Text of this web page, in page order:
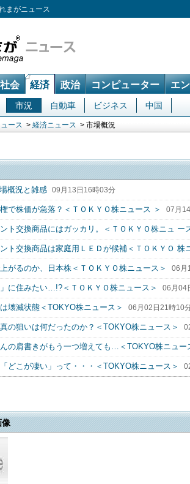
まがニュース
社会 経済 政治 コンピューター エ
市況 自動車 ビジネス 中国
ース > 経済ニュース > 市場概況
概況と雑感 09月13日16時03分
で株価が急落？＜ＴＯＫＹＯ株ニュース ＞ 07月
ト交換商品にはガッカリ。＜ＴＯＫＹＯ株ニュ ー
ト交換商品は家庭用ＬＥＤが候補＜ＴＯＫＹＯ 株
がるのか、日本株＜ＴＯＫＹＯ株ニュース＞ 06月
」に住みたい…!?＜ＴＯＫＹＯ株ニュース＞ 06月04
壊滅状態＜TOKYO株ニュース＞ 06月02日21時10
の狙いは何だったのか？＜TOKYO株ニュース＞
の肩書きがもう一つ増えても…＜TOKYO株ニュー
どこが凄い」って・・・＜TOKYO株ニュース＞
像